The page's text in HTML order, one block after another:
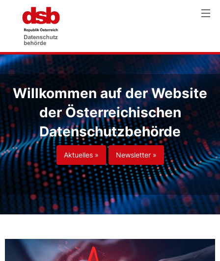
Willkommen auf der Website
der Österreichischen
Datenschutzbehörde
Aktuelles » Newsletter »